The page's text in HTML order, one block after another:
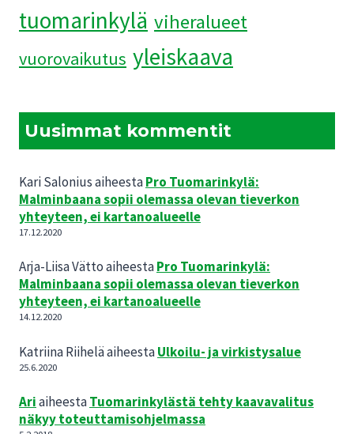
tuomarinkylä viheralueet
vuorovaikutus yleiskaava
Uusimmat kommentit
Kari SaloniusaiheestaPro Tuomarinkylä:
Malminbaana sopii olemassa olevan tieverkon
yhteyteen, ei kartanoalueelle
17.12.2020
Arja-Liisa VättoaiheestaPro Tuomarinkylä:
Malminbaana sopii olemassa olevan tieverkon
yhteyteen, ei kartanoalueelle
14.12.2020
Katriina RiiheläaiheestaUlkoilu- ja virkistysalue
25.6.2020
AriaiheestaTuomarinkylästä tehty kaavavalitus
näkyy toteuttamisohjelmassa